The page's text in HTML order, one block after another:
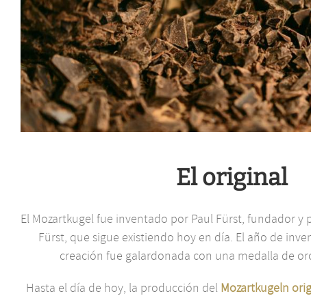
El original
El Mozartkugel fue inventado por Paul Fürst, fundador
Fürst, que sigue existiendo hoy en día. El año de
creación fue galardonada con una medalla de
Hasta el día de hoy, la producción del Mozartkugeln